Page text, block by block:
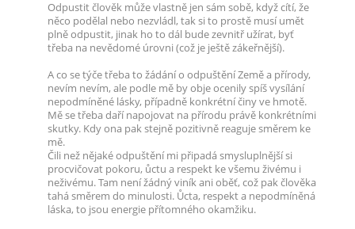
Odpustit člověk může vlastně jen sám sobě, když cítí, že
něco podělal nebo nezvládl, tak si to prostě musí umět
plně odpustit, jinak ho to dál bude zevnitř užírat, byť
třeba na nevědomé úrovni (což je ještě zákeřnější).
A co se týče třeba to žádání o odpuštění Země a přírody,
nevím nevím, ale podle mě by obje ocenily spíš vysílání
nepodmíněné lásky, případně konkrétní činy ve hmotě.
Mě se třeba daří napojovat na přírodu právě konkrétními
skutky. Kdy ona pak stejně pozitivně reaguje směrem ke
mě.
Čili než nějaké odpuštění mi připadá smysluplnější si
procvičovat pokoru, ůctu a respekt ke všemu živému i
neživému. Tam není žádný viník ani oběť, což pak člověka
tahá směrem do minulosti. Ůcta, respekt a nepodmíněná
láska, to jsou energie přítomného okamžiku.